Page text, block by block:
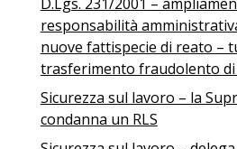
responsabilità
nuove fattispecie di reato –
trasferimento fraudolento
Sicurezza sul lavoro – la
condanna un RLS